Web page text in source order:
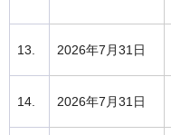
13. 2026年7月31日
14. 2026年7月31日